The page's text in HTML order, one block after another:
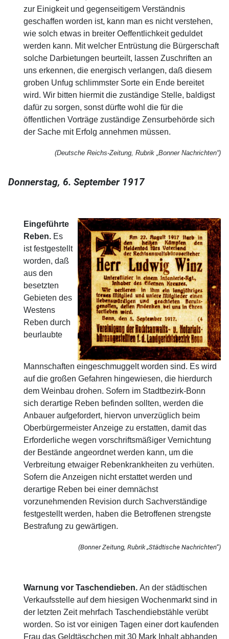
zur Einigkeit und gegenseitigem Verständnis
geschaffen worden ist, kann man es nicht verstehen,
wie solch etwas in breiter Oeffentlichkeit geduldet
werden kann. Mit welcher Entrüstung die Bürgerschaft
solche Darbietungen beurteilt, lassen Zuschriften an
uns erkennen, die energisch verlangen, daß diesem
groben Unfug schlimmster Sorte ein Ende bereitet
wird. Wir bitten hiermit die zuständige Stelle, baldigst
dafür zu sorgen, sonst dürfte wohl die für die
öffentlichen Vorträge zuständige Zensurbehörde sich
der Sache mit Erfolg annehmen müssen.
(Deutsche Reichs-Zeitung, Rubrik „Bonner Nachrichten“)
Donnerstag, 6. September 1917
Eingeführte
Reben. Es
ist festgestellt
worden, daß
aus den
besetzten
Gebieten des
Westens
Reben durch
beurlaubte
Mannschaften eingeschmuggelt worden sind. Es wird
auf die großen Gefahren hingewiesen, die hierdurch
dem Weinbau drohen. Sofern im Stadtbezirk-Bonn
sich derartige Reben befinden sollten, werden die
Anbauer aufgefordert, hiervon unverzüglich beim
Oberbürgermeister Anzeige zu erstatten, damit das
Erforderliche wegen vorschriftsmäßiger Vernichtung
der Bestände angeordnet werden kann, um die
Verbreitung etwaiger Rebenkrankheiten zu verhüten.
Sofern die Anzeigen nicht erstattet werden und
derartige Reben bei einer demnächst
vorzunehmenden Revision durch Sachverständige
festgestellt werden, haben die Betroffenen strengste
Bestrafung zu gewärtigen.
(Bonner Zeitung, Rubrik „Städtische Nachrichten“)
Warnung vor Taschendieben. An der städtischen
Verkaufsstelle auf dem hiesigen Wochenmarkt sind in
der letzten Zeit mehrfach Taschendiebstähle verübt
worden. So ist vor einigen Tagen einer dort kaufenden
Frau das Geldtäschchen mit 30 Mark Inhalt abhanden